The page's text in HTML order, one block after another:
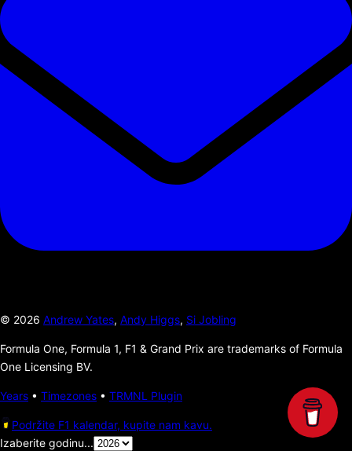
© 2026 Andrew Yates, Andy Higgs, Si Jobling
Formula One, Formula 1, F1 & Grand Prix are trademarks of Formula
One Licensing BV.
Years • Timezones • TRMNL Plugin
Podržite F1 kalendar, kupite nam kavu.
Izaberite godinu...